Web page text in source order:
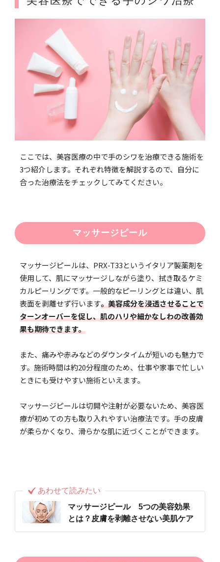
ここでは、美容医療の中で手のシワを治療できる施術を
3つ紹介します。それぞれ特徴を解説するので、自分に
合った治療法をチェックしてみてください。
マッサージピール
マッサージピールは、PRX-T33というイタリア製薬剤を
使用して、肌にマッサージしながら塗り、拭き取るケミ
カルピーリングです。一般的なピーリングとは違い、肌
表面を剥離せず行います。美容成分を浸透させることで
ターンオーバーを促し、肌のハリや細かなしわの改善効
果も期待できます。
また、痛みや赤みなどのダウンタイムが短いのも魅力で
す。施術時間は約20分程度のため、仕事や家事で忙しい
ときにも受けやすい施術といえます。
マッサージピールは切開や注射が必要ないため、美容医
療が初めての方も取り入れやすい治療法です。手の皮膚
が柔らかくなり、滑らかな肌に近づくことができます。
あわせて読みたい
マッサージピール 5つの美容効果
とは？皮膚を剥離させない美肌ケア